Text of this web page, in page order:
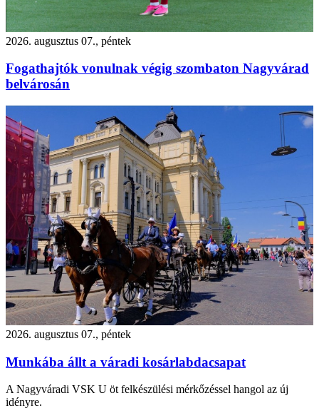
2026. augusztus 07., péntek
Fogathajtók vonulnak végig szombaton Nagyvárad
belvárosán
2026. augusztus 07., péntek
Munkába állt a váradi kosárlabdacsapat
A Nagyváradi VSK U öt felkészülési mérkőzéssel hangol az új
idényre.